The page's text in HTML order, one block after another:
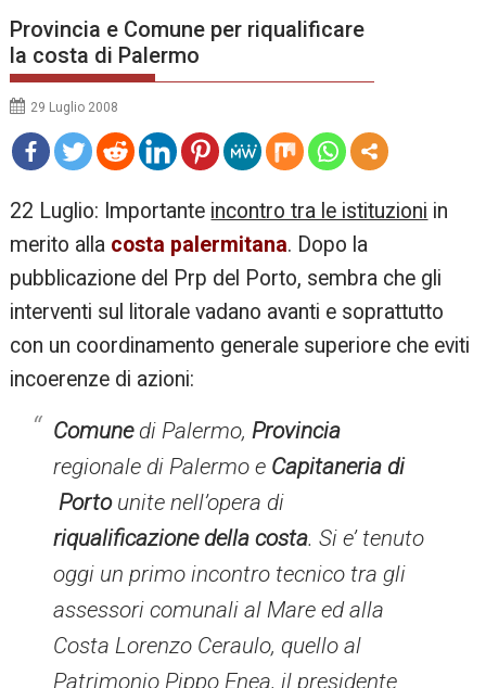
Provincia e Comune per riqualificare
la costa di Palermo
29 Luglio 2008
re
22 Luglio: Importante incontro tra le istituzioni in
merito alla costa palermitana. Dopo la
pubblicazione del Prp del Porto, sembra che gli
interventi sul litorale vadano avanti e soprattutto
con un coordinamento generale superiore che eviti
incoerenze di azioni:
Comune di Palermo,Provincia
regionale di Palermo e Capitaneria di
Porto unite nell’opera di
riqualificazione della costa.Si e’ tenuto
oggi un primo incontro tecnico tra gli
assessori comunali al Mare ed alla
Costa Lorenzo Ceraulo, quello al
Patrimonio Pippo Enea, il presidente